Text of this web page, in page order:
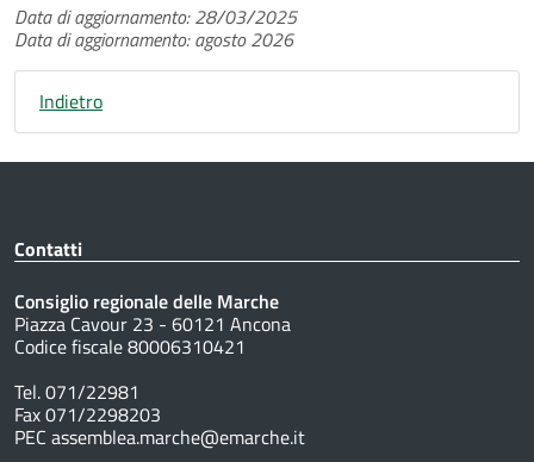
Data di aggiornamento: 28/03/2025
Data di aggiornamento: agosto 2026
Indietro
Contatti
Consiglio regionale delle Marche
Piazza Cavour 23 - 60121 Ancona
Codice fiscale 80006310421
Tel. 071/22981
Fax 071/2298203
PEC assemblea.marche@emarche.it